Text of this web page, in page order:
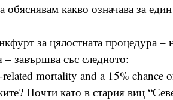
обяснявам какво означава за
за цялостната процедура –
завършва със следното:
mortality and a 15% chance
Почти като в стария виц